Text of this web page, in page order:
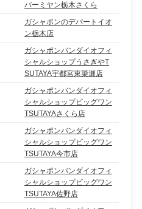
バーミヤン栃木さくら
ガシャポンのデパートイオ
ン栃木店
ガシャポンバンダイオフィ
シャルショップうさぎやT
SUTAYA宇都宮東簗瀬店
ガシャポンバンダイオフィ
シャルショップビッグワン
TSUTAYAさくら店
ガシャポンバンダイオフィ
シャルショップビッグワン
TSUTAYA今市店
ガシャポンバンダイオフィ
シャルショップビッグワン
TSUTAYA佐野店